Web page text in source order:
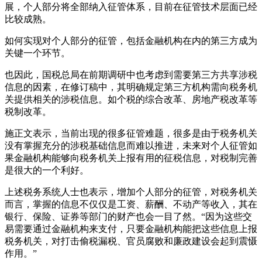
展，个人部分将全部纳入征管体系，目前在征管技术层面已经
比较成熟。
如何实现对个人部分的征管，包括金融机构在内的第三方成为
关键一个环节。
也因此，国税总局在前期调研中也考虑到需要第三方共享涉税
信息的因素，在修订稿中，其明确规定第三方机构需向税务机
关提供相关的涉税信息。如个税的综合改革、房地产税改革等
税制改革。
施正文表示，当前出现的很多征管难题，很多是由于税务机关
没有掌握充分的涉税基础信息而难以推进，未来对个人征管如
果金融机构能够向税务机关上报有用的征税信息，对税制完善
是很大的一个利好。
上述税务系统人士也表示，增加个人部分的征管，对税务机关
而言，掌握的信息不仅仅是工资、薪酬、不动产等收入，其在
银行、保险、证券等部门的财产也会一目了然。“因为这些交
易需要通过金融机构来支付，只要金融机构能把这些信息上报
税务机关，对打击偷税漏税、官员腐败和廉政建设会起到震慑
作用。”